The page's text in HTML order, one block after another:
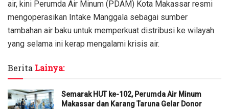
air, kini Perumda Air Minum (PDAM) Kota Makassar resmi
mengoperasikan Intake Manggala sebagai sumber
tambahan air baku untuk memperkuat distribusi ke wilayah
yang selama ini kerap mengalami krisis air.
Berita Lainya:
Semarak HUT ke-102, Perumda Air Minum
Makassar dan Karang Taruna Gelar Donor